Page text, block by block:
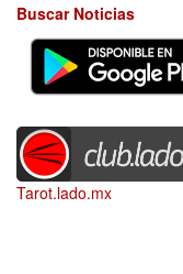
Buscar Noticias
Tarot.lado.mx